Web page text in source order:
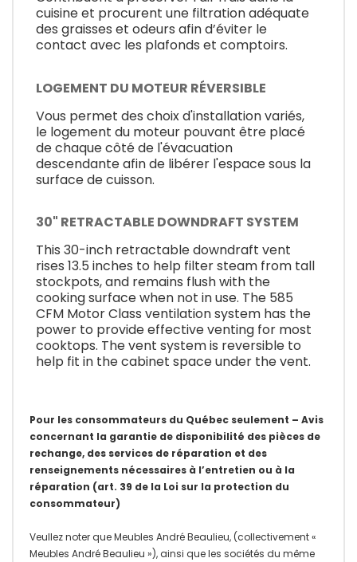
cuisine et procurent une filtration adéquate
des graisses et odeurs afin d’éviter le
contact avec les plafonds et comptoirs.
LOGEMENT DU MOTEUR RÉVERSIBLE
Vous permet des choix d'installation variés,
le logement du moteur pouvant être placé
de chaque côté de l'évacuation
descendante afin de libérer l'espace sous la
surface de cuisson.
30" RETRACTABLE DOWNDRAFT SYSTEM
This 30-inch retractable downdraft vent
rises 13.5 inches to help filter steam from tall
stockpots, and remains flush with the
cooking surface when not in use. The 585
CFM Motor Class ventilation system has the
power to provide effective venting for most
cooktops. The vent system is reversible to
help fit in the cabinet space under the vent.
Pour les consommateurs du Québec seulement – Avis
concernant la garantie de disponibilité des pièces de
rechange, des services de réparation et des
renseignements nécessaires à l’entretien ou à la
réparation (art. 39 de la Loi sur la protection du
consommateur)
Veullez noter que Meubles André Beaulieu, (collectivement «
Meubles André Beaulieu »), ainsi que les sociétés du même